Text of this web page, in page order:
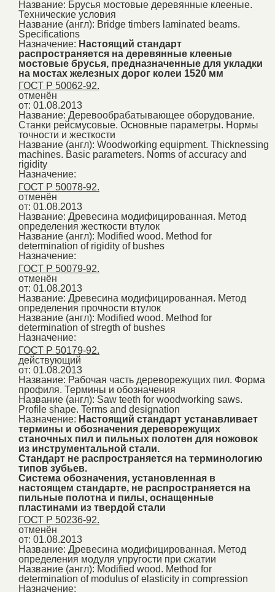
Название: Брусья мостовые деревянные клееные.
Технические условия
Название (англ): Bridge timbers laminated beams.
Specifications
Назначение: Настоящий стандарт
распространяется на деревянные клееные
мостовые брусья, предназначенные для укладки
на мостах железных дорог колеи 1520 мм
ГОСТ Р 50062-92.
отменён
от: 01.08.2013
Название: Деревообрабатывающее оборудование.
Станки рейсмусовые. Основные параметры. Нормы
точности и жесткости
Название (англ): Woodworking equipment. Thicknessing
machines. Basic parameters. Norms of accuracy and
rigidity
Назначение:
ГОСТ Р 50078-92.
отменён
от: 01.08.2013
Название: Древесина модифицированная. Метод
определения жесткости втулок
Название (англ): Modified wood. Method for
determination of rigidity of bushes
Назначение:
ГОСТ Р 50079-92.
отменён
от: 01.08.2013
Название: Древесина модифицированная. Метод
определения прочности втулок
Название (англ): Modified wood. Method for
determination of stregth of bushes
Назначение:
ГОСТ Р 50179-92.
действующий
от: 01.08.2013
Название: Рабочая часть дереворежущих пил. Форма
профиля. Термины и обозначения
Название (англ): Saw teeth for woodworking saws.
Profile shape. Terms and designation
Назначение: Настоящий стандарт устанавливает
термины и обозначения дереворежущих
станочных пил и пильных полотен для ножовок
из инструментальной стали.
Стандарт не распространяется на терминологию
типов зубьев.
Система обозначения, установленная в
настоящем стандарте, не распространяется на
пильные полотна и пилы, оснащенные
пластинами из твердой стали
ГОСТ Р 50236-92.
отменён
от: 01.08.2013
Название: Древесина модифицированная. Метод
определения модуля упругости при сжатии
Название (англ): Modified wood. Method for
determination of modulus of elasticity in compression
Назначение: